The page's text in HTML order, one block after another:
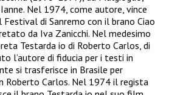
Nel 1974, come autore, vince
di Sanremo con il brano Ciao
da Iva Zanicchi. Nel medesimo
Testarda io di Roberto Carlos, di
l’autore di fiducia per i testi in
si trasferisce in Brasile per
Roberto Carlos. Nel 1974 il regista